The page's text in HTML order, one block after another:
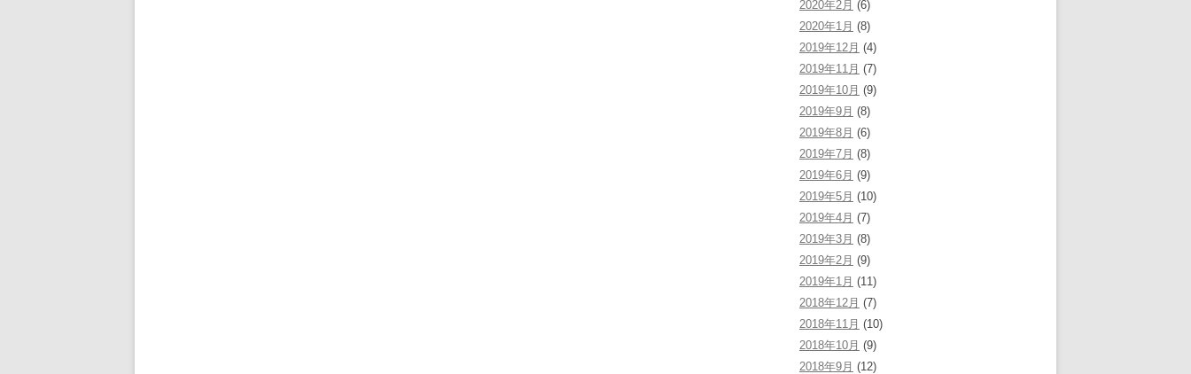
2020年2月 (6)
2020年1月 (8)
2019年12月 (4)
2019年11月 (7)
2019年10月 (9)
2019年9月 (8)
2019年8月 (6)
2019年7月 (8)
2019年6月 (9)
2019年5月 (10)
2019年4月 (7)
2019年3月 (8)
2019年2月 (9)
2019年1月 (11)
2018年12月 (7)
2018年11月 (10)
2018年10月 (9)
2018年9月 (12)